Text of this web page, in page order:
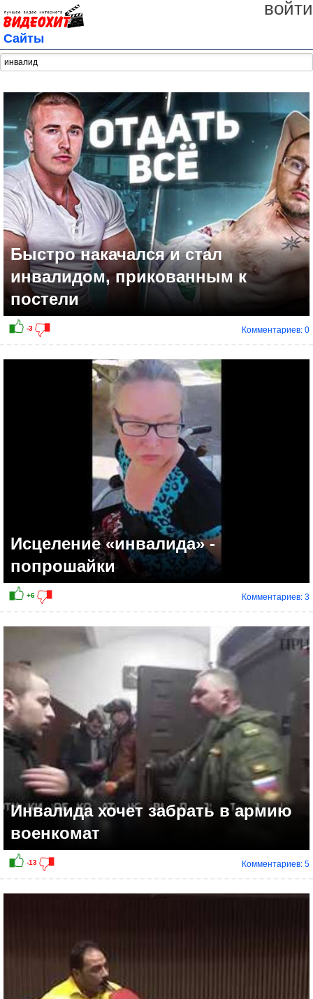
войти
Сайты
Быстро накачался и стал
инвалидом, прикованным к
постели
-3
Комментариев: 0
Исцеление «инвалида» -
попрошайки
Комментариев: 3
Инвалида хочет забрать в армию
военкомат
Комментариев: 5